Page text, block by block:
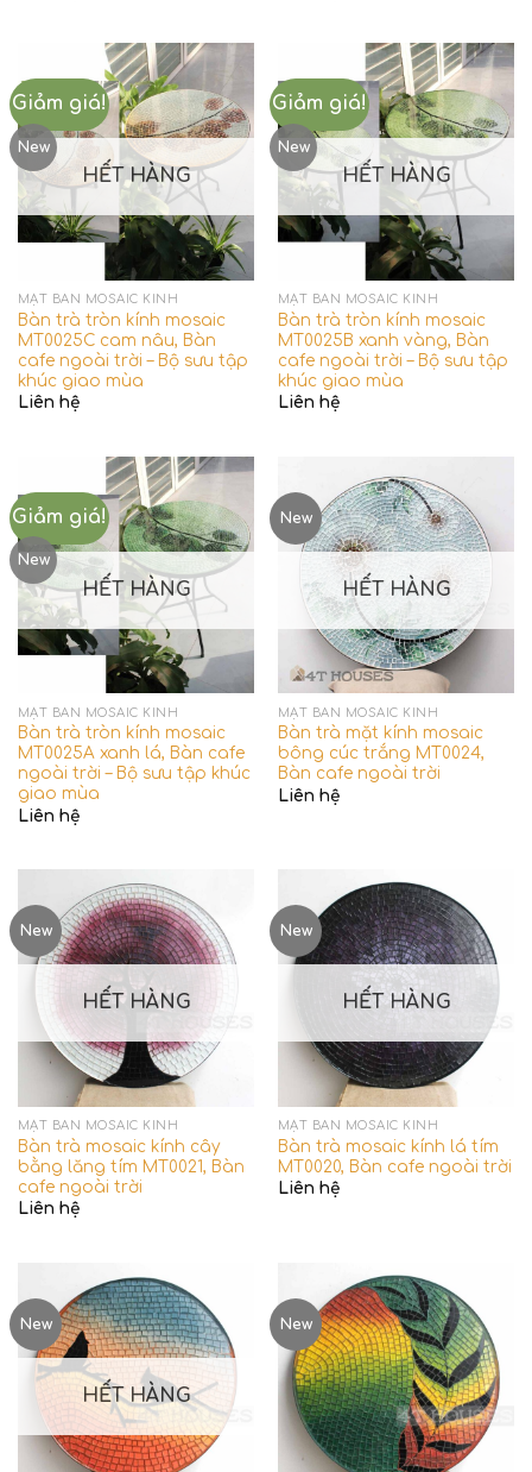
Giảm giá!
New
HẾT HÀNG
MẶT BÀN MOSAIC KÍNH
Bàn trà tròn kính mosaic
MT0025C cam nâu, Bàn
cafe ngoài trời – Bộ sưu tập
khúc giao mùa
Liên hệ
Giảm giá!
New
HẾT HÀNG
MẶT BÀN MOSAIC KÍNH
Bàn trà tròn kính mosaic
MT0025B xanh vàng, Bàn
cafe ngoài trời – Bộ sưu tập
khúc giao mùa
Liên hệ
Giảm giá!
New
HẾT HÀNG
MẶT BÀN MOSAIC KÍNH
Bàn trà tròn kính mosaic
MT0025A xanh lá, Bàn cafe
ngoài trời – Bộ sưu tập khúc
giao mùa
Liên hệ
New
HẾT HÀNG
MẶT BÀN MOSAIC KÍNH
Bàn trà mặt kính mosaic
bông cúc trắng MT0024,
Bàn cafe ngoài trời
Liên hệ
New
HẾT HÀNG
MẶT BÀN MOSAIC KÍNH
Bàn trà mosaic kính cây
bằng lăng tím MT0021, Bàn
cafe ngoài trời
Liên hệ
New
HẾT HÀNG
MẶT BÀN MOSAIC KÍNH
Bàn trà mosaic kính lá tím
MT0020, Bàn cafe ngoài trời
Liên hệ
New
HẾT HÀNG
New